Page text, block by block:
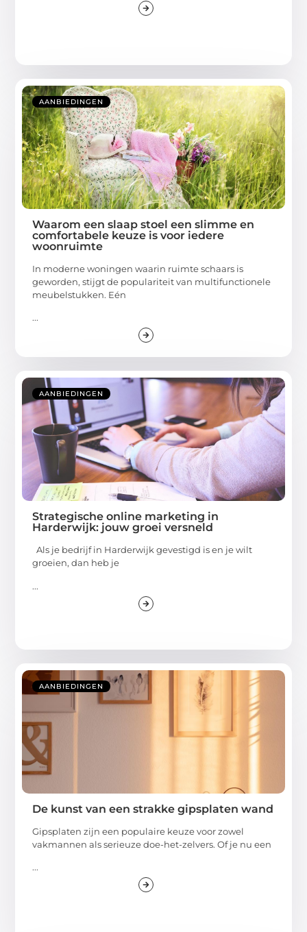
AANBIEDINGEN
Waarom een slaap stoel een slimme en
comfortabele keuze is voor iedere
woonruimte
In moderne woningen waarin ruimte schaars is
geworden, stijgt de populariteit van multifunctionele
meubelstukken. Eén
...
AANBIEDINGEN
Strategische online marketing in
Harderwijk: jouw groei versneld
Als je bedrijf in Harderwijk gevestigd is en je wilt
groeien, dan heb je
...
AANBIEDINGEN
De kunst van een strakke gipsplaten wand
Gipsplaten zijn een populaire keuze voor zowel
vakmannen als serieuze doe-het-zelvers. Of je nu een
...